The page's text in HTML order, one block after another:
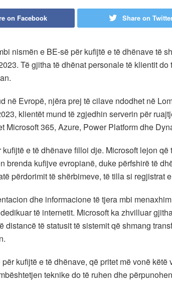
on Facebook Share on
nismën e BE-së për kufijtë e të dhënave të
Të gjitha të dhënat personale të klientit do
në Evropë, njëra prej të cilave ndodhet në
klientët mund të zgjedhin serverin për
Microsoft 365, Azure, Power Platform dhe
e të dhënave filloi dje. Microsoft lejon që
brenda kufijve evropianë, duke përfshirë të
përdorimit të shërbimeve, të tilla si regjistrat
dhe informacione të tjera mbi
të internetit. Microsoft ka zhvilluar
distancë të statusit të sistemit që shmang
kufijtë e të dhënave, që pritet më vonë këtë
teknike do të ruhen dhe